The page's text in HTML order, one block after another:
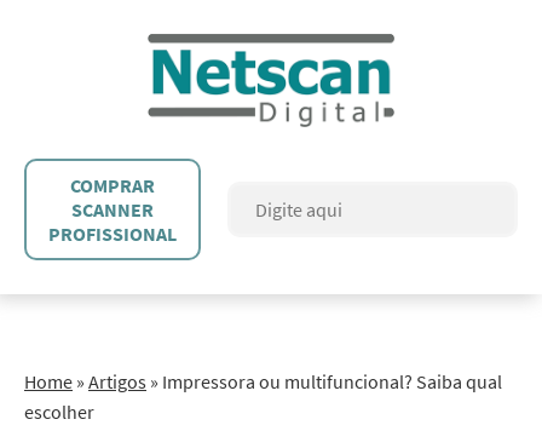
COMPRAR
SCANNER
PROFISSIONAL
Home » Artigos » Impressora ou multifuncional? Saiba qual
escolher